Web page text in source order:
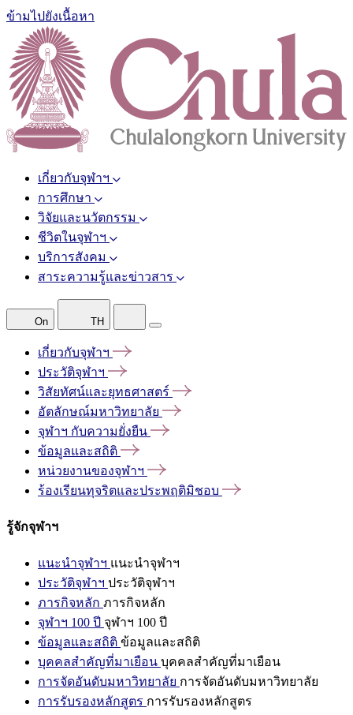
ข้ามไปยังเนื้อหา
เกี่ยวกับจุฬาฯ
การศึกษา
วิจัยและนวัตกรรม
ชีวิตในจุฬาฯ
บริการสังคม
สาระความรู้และข่าวสาร
On TH
เกี่ยวกับจุฬาฯ
ประวัติจุฬาฯ
วิสัยทัศน์และยุทธศาสตร์
อัตลักษณ์มหาวิทยาลัย
จุฬาฯ กับความยั่งยืน
ข้อมูลและสถิติ
หน่วยงานของจุฬาฯ
ร้องเรียนทุจริตและประพฤติมิชอบ
รู้จักจุฬาฯ
แนะนำจุฬาฯ แนะนำจุฬาฯ
ประวัติจุฬาฯ ประวัติจุฬาฯ
ภารกิจหลัก ภารกิจหลัก
จุฬาฯ 100 ปี จุฬาฯ 100 ปี
ข้อมูลและสถิติ ข้อมูลและสถิติ
บุคคลสำคัญที่มาเยือน บุคคลสำคัญที่มาเยือน
การจัดอันดับมหาวิทยาลัย การจัดอันดับมหาวิทยาลัย
การรับรองหลักสูตร การรับรองหลักสูตร